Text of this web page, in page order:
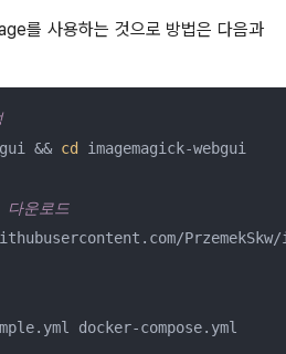
를 사용하는 것으로 방법은 다음과
&& cd imagemagick-webgui
운로드
PrzemekSkw/
docker-compose.yml